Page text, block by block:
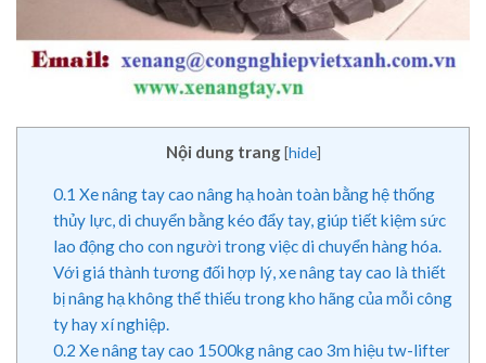
Nội dung trang [hide]
0.1 Xe nâng tay cao nâng hạ hoàn toàn bằng hệ thống
thủy lực, di chuyển bằng kéo đẩy tay, giúp tiết kiệm sức
lao động cho con người trong việc di chuyển hàng hóa.
Với giá thành tương đối hợp lý, xe nâng tay cao là thiết
bị nâng hạ không thể thiếu trong kho hãng của mỗi công
ty hay xí nghiệp.
0.2 Xe nâng tay cao 1500kg nâng cao 3m hiệu tw-lifter